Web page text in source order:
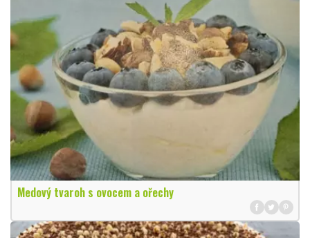
Medový tvaroh s ovocem a ořechy